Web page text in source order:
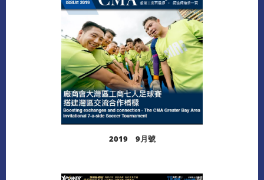
2019 9月號